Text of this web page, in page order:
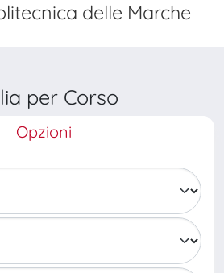
delle Marche
per Corso
Opzioni